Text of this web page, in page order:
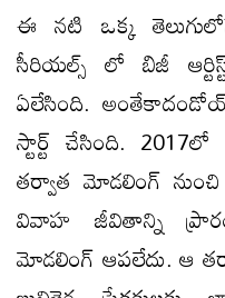
ఈ నటి ఒక్క
సీరియల్స్ లో బిజీ
ఏలేసింది.
స్టార్ట్ చేసింది.
తర్వాత మోడలింగ్
వివాహ జీవితాన్ని
మోడలింగ్ ఆపలేదు. ఆ